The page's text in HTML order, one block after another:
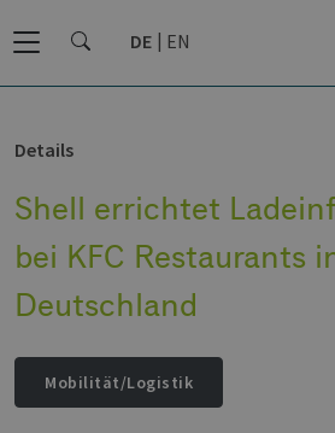
DE EN
Details
Shell errichtet
bei KFC Restaurants
Deutschland
Mobilität/Logistik